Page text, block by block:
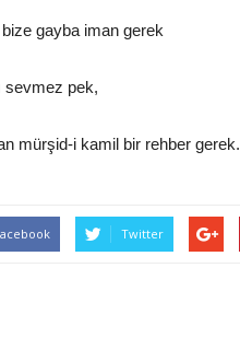
gayba iman gerek
sevmez pek,
mürşid-i kamil bir rehber gerek.
Twitter